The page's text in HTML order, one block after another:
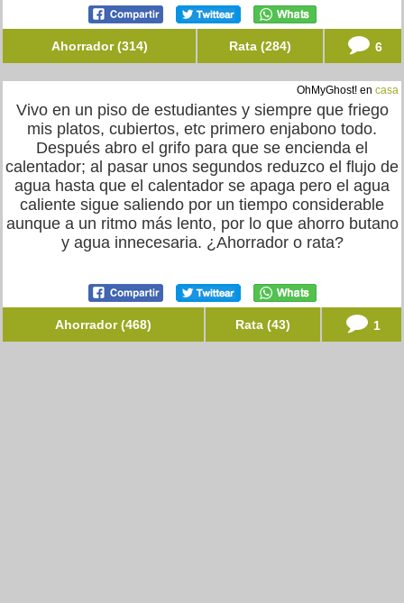
Ahorrador (314) Rata (284) 6
OhMyGhost! en casa
Vivo en un piso de estudiantes y siempre que friego
mis platos, cubiertos, etc primero enjabono todo.
Después abro el grifo para que se encienda el
calentador; al pasar unos segundos reduzco el flujo de
agua hasta que el calentador se apaga pero el agua
caliente sigue saliendo por un tiempo considerable
aunque a un ritmo más lento, por lo que ahorro butano
y agua innecesaria. ¿Ahorrador o rata?
Ahorrador (468) Rata (43) 1